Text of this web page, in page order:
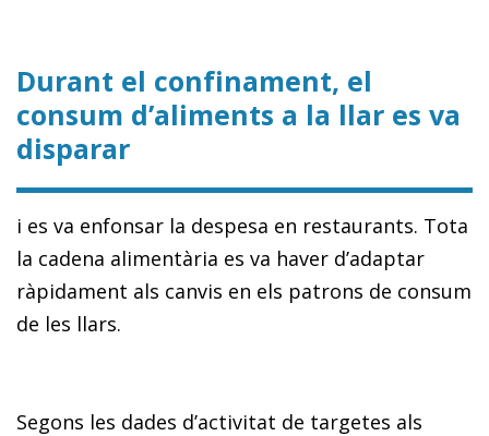
Durant el confinament, el
consum d’aliments a la llar es va
disparar
i es va enfonsar la despesa en restaurants. Tota
la cadena alimentària es va haver d’adaptar
ràpidament als canvis en els patrons de consum
de les llars.
Segons les dades d’activitat de targetes als